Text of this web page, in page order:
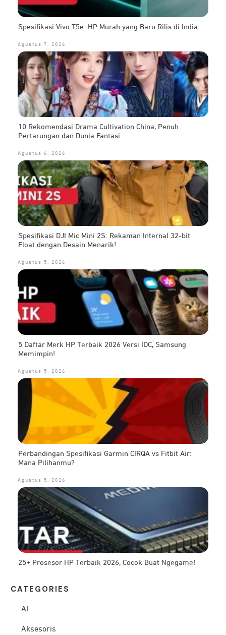
Spesifikasi Vivo T5e: HP Murah yang Baru Rilis di India
Agustus 7, 2026
10 Rekomendasi Drama Cultivation China, Penuh
Pertarungan dan Dunia Fantasi
Agustus 6, 2026
Spesifikasi DJI Mic Mini 2S: Rekaman Internal 32-bit
Float dengan Desain Menarik!
Agustus 5, 2026
5 Daftar Merk HP Terbaik 2026 Versi IDC, Samsung
Memimpin!
Agustus 5, 2026
Perbandingan Spesifikasi Garmin CIRQA vs Fitbit Air:
Mana Pilihanmu?
Agustus 5, 2026
25+ Prosesor HP Terbaik 2026, Cocok Buat Ngegame!
CATEG ORIES
AI
Aksesoris